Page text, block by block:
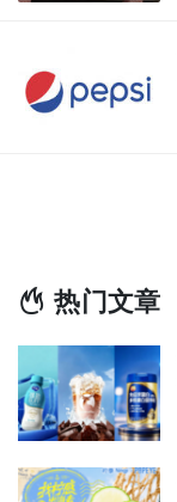
热门文章